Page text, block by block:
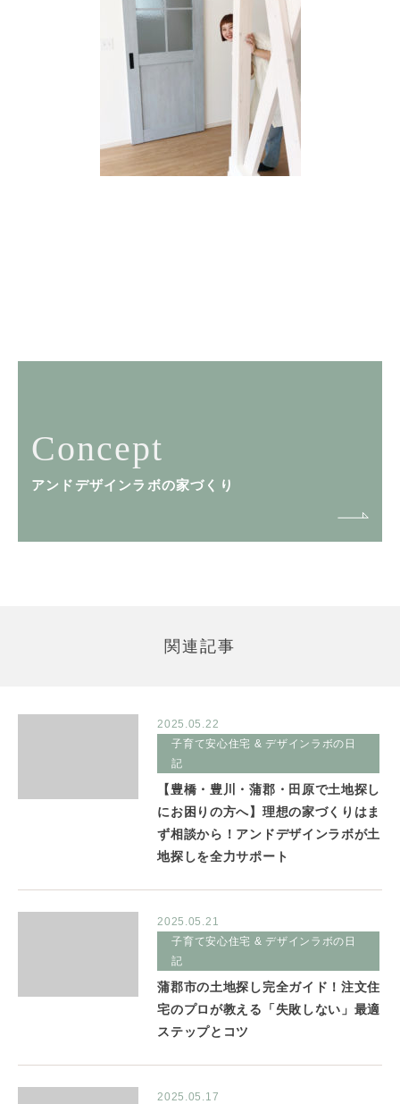
Concept
アンドデザインラボの家づくり
関連記事
2025.05.22
子育て安心住宅 & デザインラボの日
記
【豊橋・豊川・蒲郡・田原で土地探し
にお困りの方へ】理想の家づくりはま
ず相談から！アンドデザインラボが土
地探しを全力サポート
2025.05.21
子育て安心住宅 & デザインラボの日
記
蒲郡市の土地探し完全ガイド！注文住
宅のプロが教える「失敗しない」最適
ステップとコツ
2025.05.17